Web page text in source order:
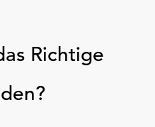
Richtige